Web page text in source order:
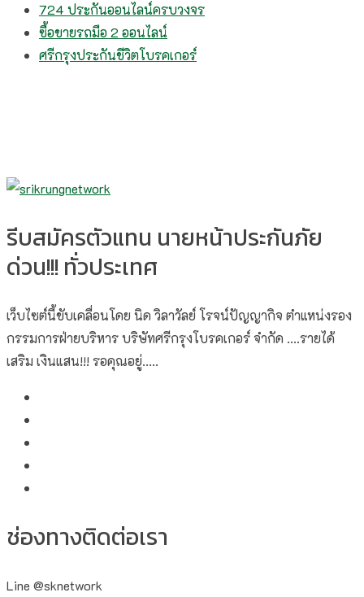
724 ประกันออนไลน์ครบวงจร
ซื้อขายรถมือ 2 ออนไลน์
ศรีกรุงประกันชีวิตโบรคเกอร์
รีบสมัครตัวแทน นายหน้าประกันภัย
ด่วน!!! ทั่วประเทศ
เว็บไซต์นี้ขับเคลื่อนโดย นิด วิลาวัลย์​ โรจน์ปัญญากิจ ตำแหน่งรอง
กรรมการฝ่ายบริหาร บริษัทศรีกรุงโบรคเกอร์ จำกัด ....รายได้
เสริม เงินแสน!!! รอคุณอยู่.....
ช่องทางติดต่อเรา
Line @sknetwork